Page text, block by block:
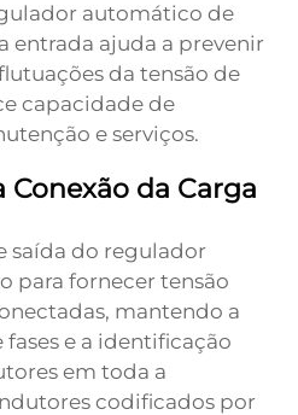
automático de
entrada ajuda a prevenir
da tensão de
capacidade de
e serviços.
Conexão da Carga
saída do regulador
para fornecer tensão
mantendo a
e a identificação
em toda a
codificados por